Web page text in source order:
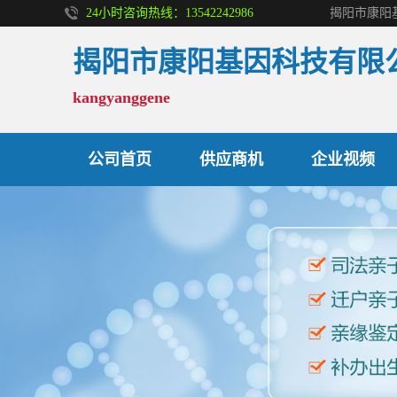
24小时咨询热线：13542242986
揭阳市康阳基因科技有限
kangyanggene
公司首页 供应商机 企业视频
亲子鉴定
无创胎儿亲子鉴定
孕期亲子鉴定
入学亲子鉴定